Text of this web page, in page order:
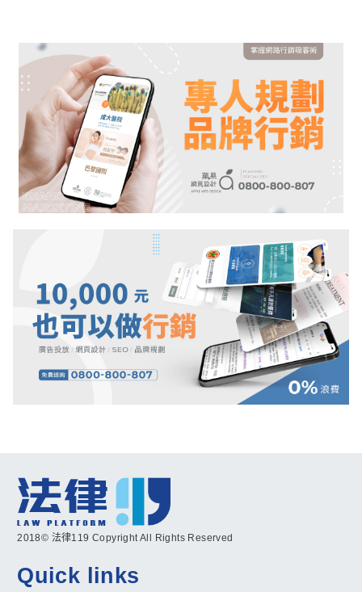
2018© 法律119 Copyright All Rights Reserved
Quick links